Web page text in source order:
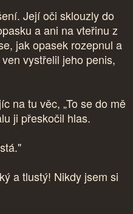
Její oči sklouzly do
a ani na vteřinu z
jak opasek rozepnul a
vystřelil jeho penis,
na tu věc, „To se do mě
ji přeskočil hlas.
a tlustý! Nikdy jsem si